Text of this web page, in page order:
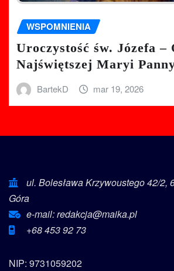
WSPOMNIENIA
Uroczystość św. Józefa –
Najświętszej Maryi
BartekD mar 19, 2026
ul. Bolesława Krzywoustego 42/2,
Góra
e-mail: redakcja@maika.pl
+68 453 92 73
NIP: 9731059202